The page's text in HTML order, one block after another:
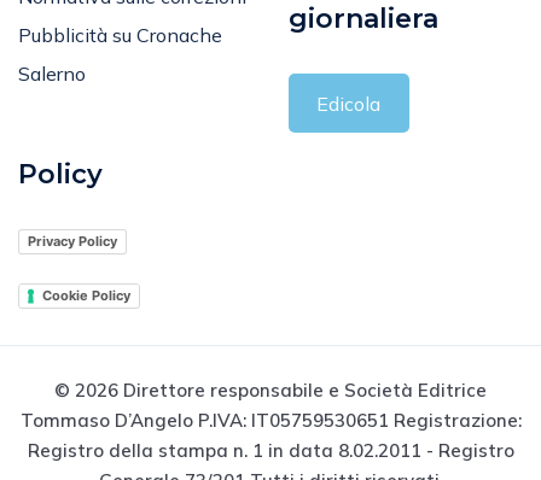
Pubblicità su Cronache
Salerno
giornaliera
Edicola
Policy
Privacy Policy
Cookie Policy
© 2026 Direttore responsabile e Società Editrice
Tommaso D’Angelo P.IVA: IT05759530651 Registrazione:
Registro della stampa n. 1 in data 8.02.2011 - Registro